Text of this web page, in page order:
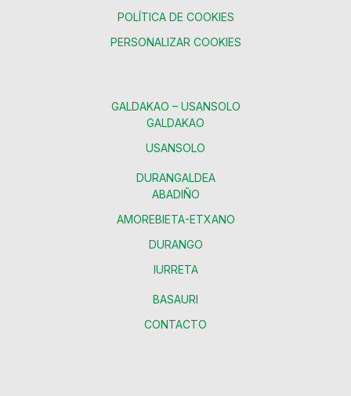
POLÍTICA DE COOKIES
PERSONALIZAR COOKIES
GALDAKAO – USANSOLO
GALDAKAO
USANSOLO
DURANGALDEA
ABADIÑO
AMOREBIETA-ETXANO
DURANGO
IURRETA
BASAURI
CONTACTO